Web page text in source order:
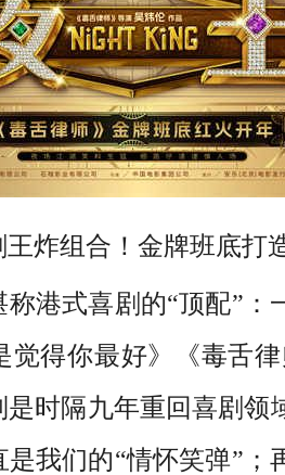
炸组合！金牌班底打
称港式喜剧的“顶配” ：
觉得你最好》《毒舌
是时隔九年重回喜剧领
是我们的“情怀笑弹” ；